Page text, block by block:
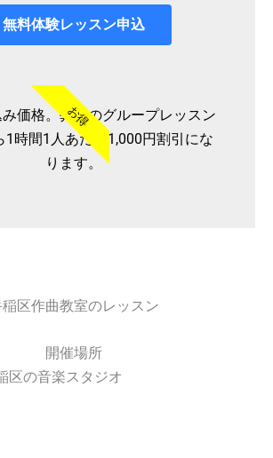
無料体験レッスン申込
お得
価格。弊社のグループレッスン
1時間1人あたり1,000円割引にな
ります。
区作曲教室のレッスン
開催場所
区の音楽スタジオ